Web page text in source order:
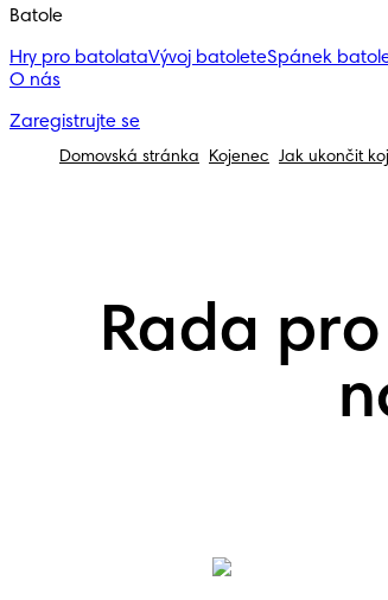
Batole
Hry pro batolataVývoj batoleteSpánek
O nás
Zaregistrujte se
Domovská stránka Kojenec Jak ukončit
Rada